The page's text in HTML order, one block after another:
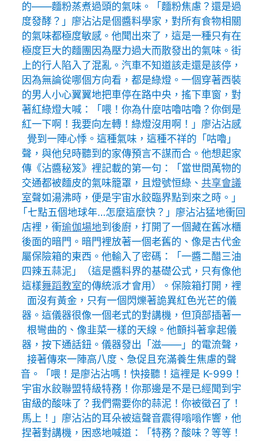
的——麵粉蒸煮過頭的氣味。「麵粉焦慮？還是過
度發酵？」廖沾沾是個醬料學家，對所有食物相關
的氣味都極度敏感。他聞出來了，這是一種只有在
極度巨大的麵團因為壓力過大而散發出的氣味。街
上的行人陷入了混亂。汽車不知道該走還是該停，
因為無論從哪個方向看，都是綠燈。一個穿著西裝
的男人小心翼翼地把車停在路中央，搖下車窗，對
著紅綠燈大喊：「喂！你為什麼咕嚕咕嚕？你倒是
紅一下啊！我要向左轉！綠燈沒用啊！」廖沾沾感
覺到一陣心悸。這種氣味，這種不祥的「咕嚕」
聲，與他兒時聽到的家傳預言不謀而合。他想起家
傳《沾醬秘笈》裡記載的第一句：「當世間萬物的
交通都被麵皮的氣味籠罩，且燈號恒綠、 共享會議
室聲如湯沸時，便是宇宙水餃臨界點到來之時。」
「七點五個地球年…怎麼這麼快？」廖沾沾猛地衝回
店裡，衝瑜伽場地到後廚，打開了一個藏在舊冰櫃
後面的暗門。暗門裡放著一個老舊的、像是古代金
屬保險箱的東西。他輸入了密碼：「一醬二醋三油
四辣五蒜泥」（這是醬料界的基礎公式，只有像他
這樣舞蹈教室的傳統派才會用）。保險箱打開，裡
面沒有黃金，只有一個閃爍著詭異紅色光芒的儀
器。這儀器很像一個老式的對講機，但頂部插著一
根彎曲的、像韭菜一樣的天線。他顫抖著拿起儀
器，按下通話鈕。儀器發出「滋——」的電流聲，
接著傳來一陣高八度、急促且充滿養生焦慮的聲
音。「喂！是廖沾沾嗎！快接聽！這裡是 K-999！
宇宙水餃聯盟特級特務！你那邊是不是已經聞到宇
宙級的酸味了？我們需要你的蒜泥！你被徵召了！
馬上！」廖沾沾的耳朵被這聲音震得嗡嗡作響，他
捏著對講機，困惑地喊道：「特務？酸味？等等！